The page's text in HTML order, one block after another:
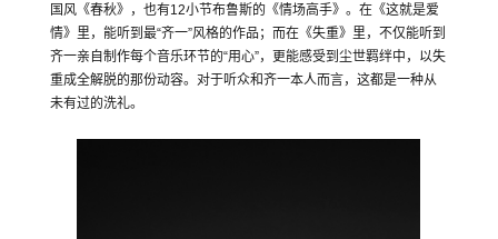
国风《春秋》，也有12小节布鲁斯的《情场高手》。在《这就是爱
情》里，能听到最“齐一”风格的作品；而在《失重》里，不仅能听到
齐一亲自制作每个音乐环节的“用心”，更能感受到尘世羁绊中，以失
重成全解脱的那份动容。对于听众和齐一本人而言，这都是一种从
未有过的洗礼。